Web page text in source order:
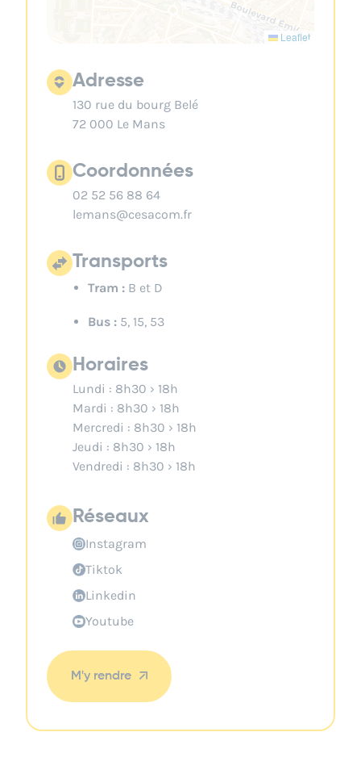
Leaflet
Adresse
130 rue du bourg Belé
72 000 Le Mans
Coordonnées
02 52 56 88 64
lemans@cesacom.fr
Transports
Tram : B et D
Bus : 5, 15, 53
Horaires
Lundi : 8h30 › 18h
Mardi : 8h30 › 18h
Mercredi : 8h30 › 18h
Jeudi : 8h30 › 18h
Vendredi : 8h30 › 18h
Réseaux
Instagram
Tiktok
Linkedin
Youtube
M'y rendre